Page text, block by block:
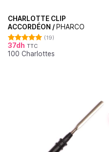
CHARLOTTE CLIP
ACCORDÉON / PHARCO
Note4.95
sur 5
(19)
37dh TTC
100 Charlottes